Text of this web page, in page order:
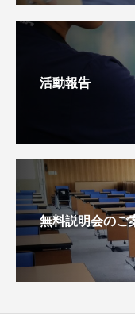
活動報告
無料説明会のご